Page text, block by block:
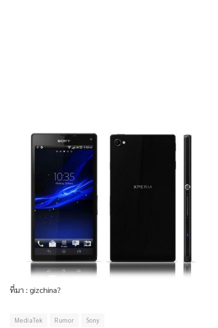
ที่มา : gizchina?
MediaTek Rumor Sony